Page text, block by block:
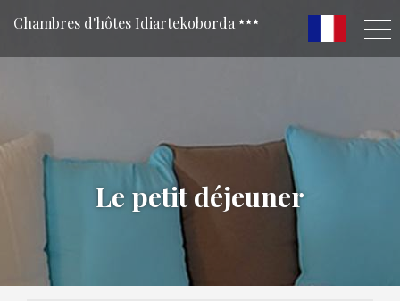
Chambres d'hôtes Idiartekoborda
Le petit déjeuner